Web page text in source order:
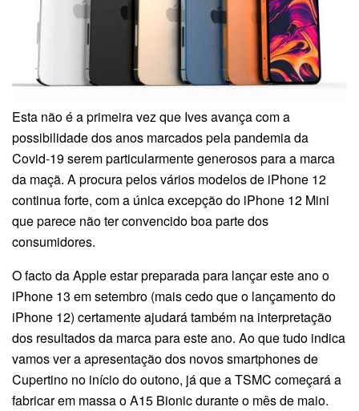
Esta não é a primeira vez que Ives avança com a
possibilidade dos anos marcados pela pandemia da
Covid-19 serem particularmente generosos para a marca
da maçã. A procura pelos vários modelos de iPhone 12
continua forte, com a única excepção do iPhone 12 Mini
que parece não ter convencido boa parte dos
consumidores.
O facto da Apple estar preparada para lançar este ano o
iPhone 13 em setembro (mais cedo que o lançamento do
iPhone 12) certamente ajudará também na interpretação
dos resultados da marca para este ano. Ao que tudo indica
vamos ver a apresentação dos novos smartphones de
Cupertino no início do outono, já que a TSMC começará a
fabricar em massa o A15 Bionic durante o mês de maio.